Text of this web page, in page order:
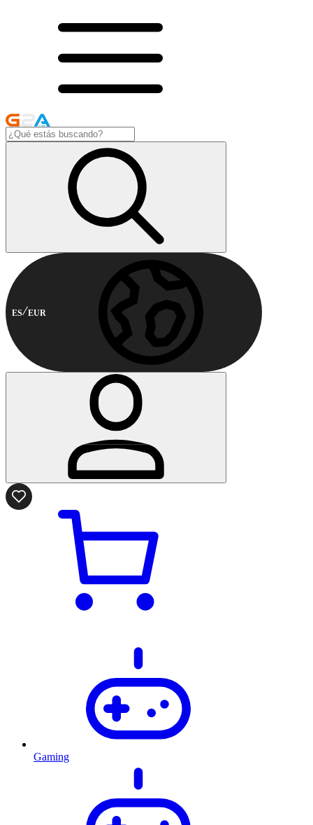
ES EUR
Gaming